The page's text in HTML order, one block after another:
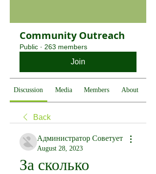
Community Outreach
Public · 263 members
Join
Discussion Media Members About
Back
Администратор Советует
August 28, 2023
За сколько